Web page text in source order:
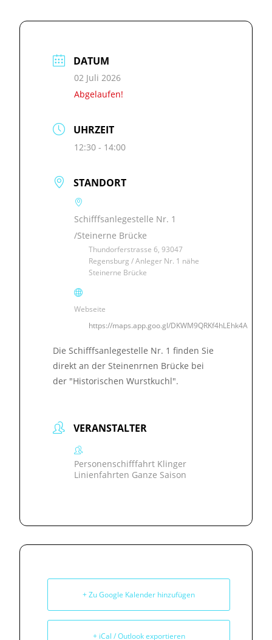
DATUM
02 Juli 2026
Abgelaufen!
UHRZEIT
12:30 - 14:00
STANDORT
Schifffsanlegestelle Nr. 1
/Steinerne Brücke
Thundorferstrasse 6, 93047
Regensburg / Anleger Nr. 1 nähe
Steinerne Brücke
Webseite
https://maps.app.goo.gl/DKWM9QRKf4hLEhk4A
Die Schifffsanlegestelle Nr. 1 finden Sie
direkt an der Steinenrnen Brücke bei
der "Historischen Wurstkuchl".
VERANSTALTER
Personenschifffahrt Klinger
Linienfahrten Ganze Saison
+ Zu Google Kalender hinzufügen
+ iCal / Outlook exportieren